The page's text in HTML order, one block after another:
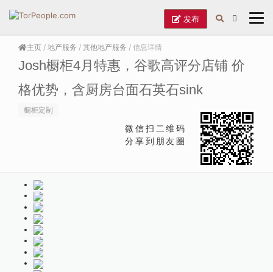
发布
主页 / 地产服务 / 其他地产服务 / 信息详情
Josh橱柜4月特惠，谷歌高评分店铺 价
格优势，含厨房台面石英石sink
橱柜定制
微信扫二维码
分享到朋友圈